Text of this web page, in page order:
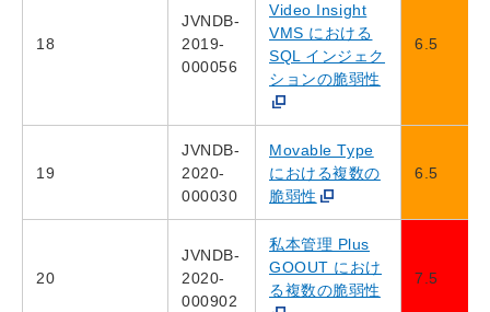
18
JVNDB-
2019-
000056
Video Insight
VMS における
SQL インジェク
ションの脆弱性
6.5
19
JVNDB-
2020-
000030
Movable Type
における複数の
脆弱性
6.5
20
JVNDB-
2020-
000902
私本管理 Plus
GOOUT におけ
る複数の脆弱性
7.5